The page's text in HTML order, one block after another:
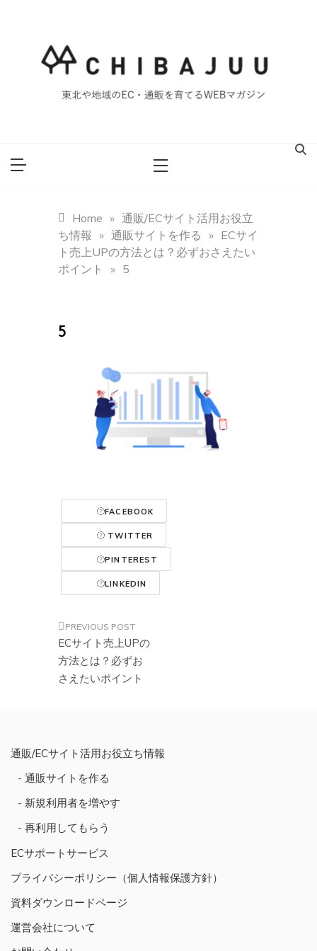
重ブログ
Home » 通販/ECサイト活用お役立
ち情報
» 通販サイトを作る » ECサイ
ト売上UPの方法とは？必ずおさえたい
ポイント
» 5
5
FACEBOOK
TWITTER
PINTEREST
LINKEDIN
投
稿
ナ
ー
ョ
ン
ECサイト売上UPの
方法とは？必ずお
さえたいポイント
通販/ECサイト活用お役立ち情報
通販サイトを作る
新規利用者を増やす
再利用してもらう
ECサポートサービス
プライバシーポリシー（個人情報保護方針）
資料ダウンロードページ
運営会社について